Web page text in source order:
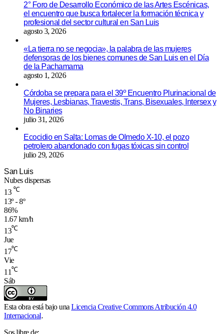
2° Foro de Desarrollo Económico de las Artes Escénicas,
el encuentro que busca fortalecer la formación técnica y
profesional del sector cultural en San Luis
agosto 3, 2026
«La tierra no se negocia», la palabra de las mujeres
defensoras de los bienes comunes de San Luis en el Día
de la Pachamama
agosto 1, 2026
Córdoba se prepara para el 39º Encuentro Plurinacional de
Mujeres, Lesbianas, Travestis, Trans, Bisexuales, Intersex y
No Binaries
julio 31, 2026
Ecocidio en Salta: Lomas de Olmedo X-10, el pozo
petrolero abandonado con fugas tóxicas sin control
julio 29, 2026
San Luis
Nubes dispersas
13 ℃
13º - 8º
86%
1.67 km/h
13℃
Jue
17℃
Vie
11℃
Sáb
Esta obra está bajo unaLicencia Creative Commons Atribución 4.0
Internacional.